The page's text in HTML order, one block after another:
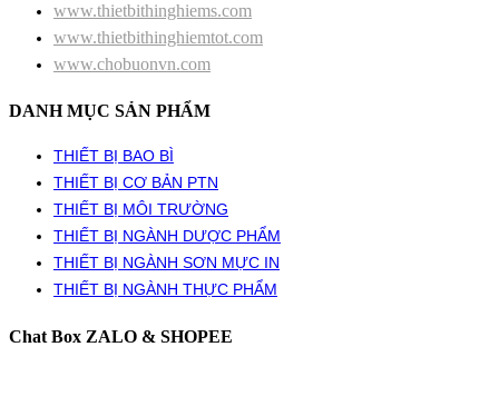
www.thietbithinghiems.com
www.thietbithinghiemtot.com
www.chobuonvn.com
DANH MỤC SẢN PHẨM
THIẾT BỊ BAO BÌ
THIẾT BỊ CƠ BẢN PTN
THIẾT BỊ MÔI TRƯỜNG
THIẾT BỊ NGÀNH DƯỢC PHẨM
THIẾT BỊ NGÀNH SƠN MỰC IN
THIẾT BỊ NGÀNH THỰC PHẨM
Chat Box ZALO & SHOPEE